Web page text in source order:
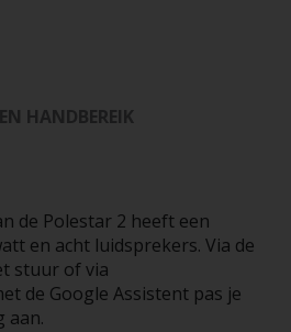
HANDBEREIK
de Polestar 2 heeft een
en acht luidsprekers. Via de
stuur of via
de Google Assistent pas je
aan.